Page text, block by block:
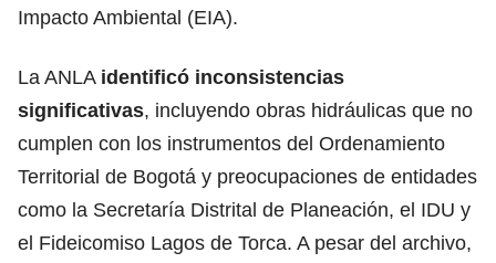
Impacto Ambiental (EIA).
La ANLA identificó inconsistencias
significativas, incluyendo obras hidráulicas que no
cumplen con los instrumentos del Ordenamiento
Territorial de Bogotá y preocupaciones de entidades
como la Secretaría Distrital de Planeación, el IDU y
el Fideicomiso Lagos de Torca. A pesar del archivo,